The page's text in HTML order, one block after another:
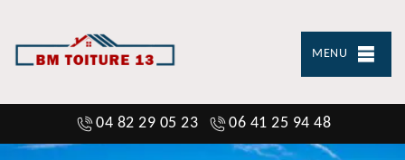
MENU
04 82 29 05 23 06 41 25 94 48